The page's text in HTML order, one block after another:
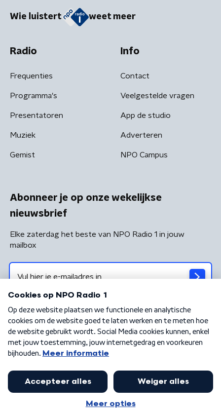
Wie luistert weet meer
Radio
Frequenties
Programma's
Presentatoren
Muziek
Gemist
Info
Contact
Veelgestelde vragen
App de studio
Adverteren
NPO Campus
Abonneer je op onze wekelijkse
nieuwsbrief
Elke zaterdag het beste van NPO Radio 1 in jouw
mailbox
Algemene voorwaarden